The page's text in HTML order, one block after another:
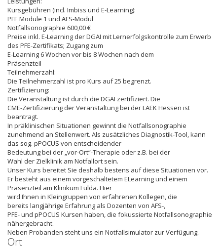
Kursgebühren (incl. Imbiss und E-Learning):
PFE Module 1 und AFS-Modul
Notfallsonographie 600,00 €
Preise inkl. E-Learning der DGAI mit Lernerfolgskontrolle zum Erwerb
des PFE-Zertifikats; Zugang zum
E-Learning 6 Wochen vor bis 8 Wochen nach dem
Präsenzteil
Teilnehmerzahl:
Die Teilnehmerzahl ist pro Kurs auf 25 begrenzt.
Zertifizierung:
Die Veranstaltung ist durch die DGAI zertifiziert. Die
CME-Zertifizierung der Veranstaltung bei der LAEK Hessen ist
beantragt.
In präklinischen Situationen gewinnt die Notfallsonographie
zunehmend an Stellenwert. Als zusätzliches Diagnostik-Tool, kann
das sog. pPOCUS von entscheidender
Bedeutung bei der „vor-Ort“-Therapie oder z.B. bei der
Wahl der Zielklinik am Notfallort sein.
Unser Kurs bereitet Sie deshalb bestens auf diese Situationen vor.
Er besteht aus einem vorgeschaltetem ELearning und einem
Präsenzteil am Klinikum Fulda. Hier
wird Ihnen in Kleingruppen von erfahrenen Kollegen, die
bereits langjährige Erfahrung als Dozenten von AFS-,
PFE- und pPOCUS Kursen haben, die fokussierte Notfallsonographie
nähergebracht.
Neben Probanden steht uns ein Notfallsimulator zur Verfügung.
Ort